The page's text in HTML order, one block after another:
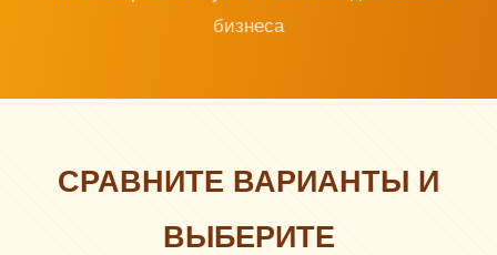
бизнеса
СРАВНИТЕ ВАРИАНТЫ И
ВЫБЕРИТЕ